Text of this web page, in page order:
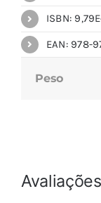
ISBN:
EAN: 978-
Peso